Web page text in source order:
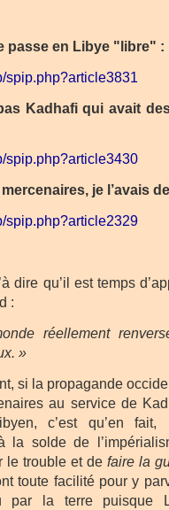
passe en Libye "libre" :
spip.php?article3831
Kadhafi qui avait
spip.php?article3430
je l’avais
spip.php?article2329
dire qu’il est temps
:
réellement
»
si la propagande
au service de
c’est qu’en
la solde de
le trouble et defaire la
toute facilité pour y
par la terre puisque